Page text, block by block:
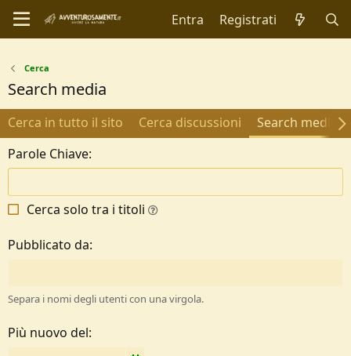
Entra Registrati
Cerca
Search media
Cerca in tutto il sito Cerca discussioni
Search media
Parole Chiave
Cerca solo tra i titoli
Pubblicato da
Separa i nomi degli utenti con una virgola.
Più nuovo del